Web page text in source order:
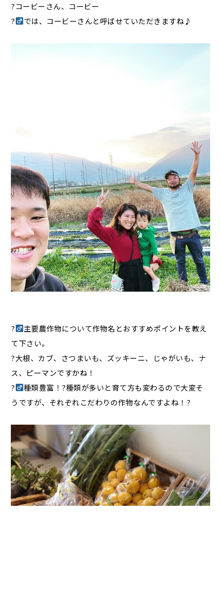
?コービーさん、コービー
?‍
では、コービーさんと呼ばせていただきますね♪
?‍
主要農作物について作物名とおすすめポイントを教え
て下さい。
?大根、カブ、さつまいも、ズッキーニ、じゃがいも、ナ
ス、ピーマンですかね！
?‍
種類豊富！?種類が多いと育て方も変わるので大変そ
うですが、それぞれこだわりの作物なんですよね！?